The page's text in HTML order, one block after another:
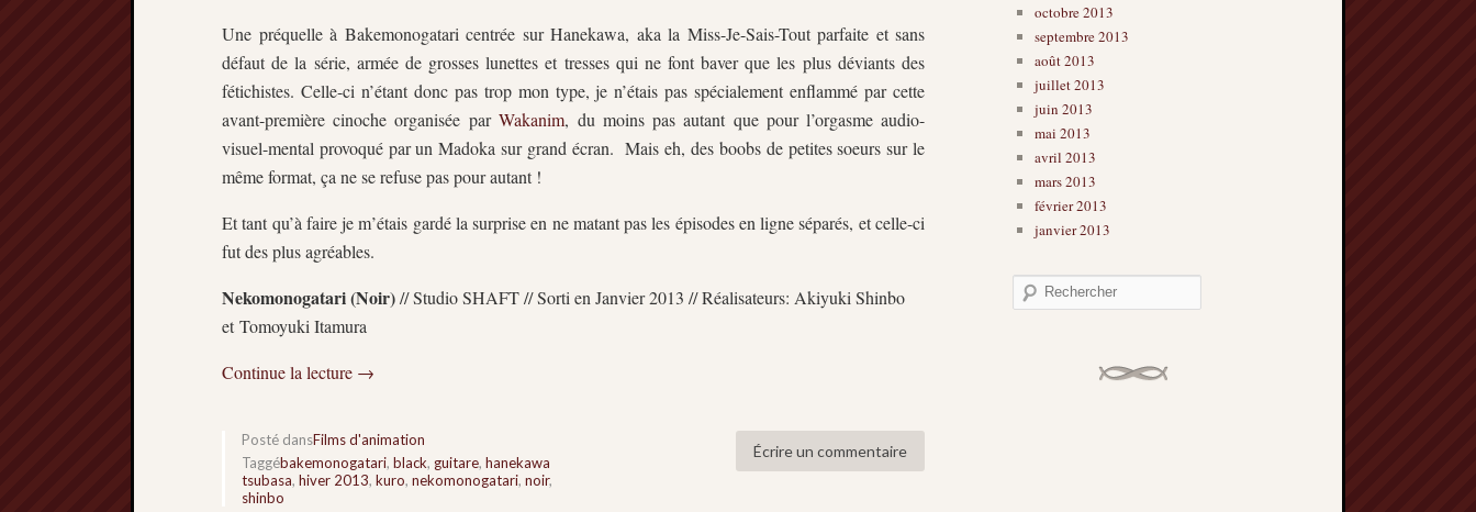
Une préquelle à Bakemonogatari centrée sur Hanekawa, aka la Miss-Je-Sais-Tout parfaite et sans
défaut de la série, armée de grosses lunettes et tresses qui ne font baver que les plus déviants des
fétichistes. Celle-ci n’étant donc pas trop mon type, je n’étais pas spécialement enflammé par cette
avant-première cinoche organisée par Wakanim, du moins pas autant que pour l’orgasme audio-
visuel-mental provoqué par un Madoka sur grand écran. Mais eh, des boobs de petites soeurs sur le
même format, ça ne se refuse pas pour autant !
Et tant qu’à faire je m’étais gardé la surprise en ne matant pas les épisodes en ligne séparés, et celle-ci
fut des plus agréables.
Nekomonogatari (Noir)// Studio SHAFT // Sorti en Janvier 2013 // Réalisateurs: Akiyuki Shinbo
et Tomoyuki Itamura
Continue la lecture →
Écrire un commentaire
Posté dansFilms d'animation
Taggébakemonogatari, black, guitare, hanekawa
tsubasa, hiver 2013, kuro, nekomonogatari, noir,
shinbo
octobre 2013
septembre 2013
août 2013
juillet 2013
juin 2013
mai 2013
avril 2013
mars 2013
février 2013
janvier 2013